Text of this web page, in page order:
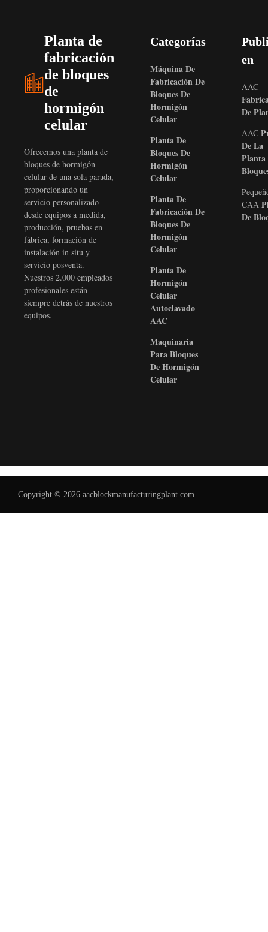
Planta de
fabricación
de bloques
de
hormigón
celular
Ofrecemos una planta de
bloques de hormigón
celular de una sola parada,
proporcionando un
servicio personalizado
desde equipos a medida,
producción, pruebas en
fábrica, formación de
instalación in situ y
servicio posventa.
Nuestros 2.000 empleados
profesionales están
siempre detrás de nuestros
equipos.
Categorías
Máquina De
Fabricación De
Bloques De
Hormigón
Celular
Planta De
Bloques De
Hormigón
Celular
Planta De
Fabricación De
Bloques De
Hormigón
Celular
Planta De
Hormigón
Celular
Autoclavado
AAC
Maquinaria
Para Bloques
De Hormigón
Celular
en
AAC
De
AAC
De La
Planta
CAA
De
Copyright © 2026 aacblockmanufacturingplant.com